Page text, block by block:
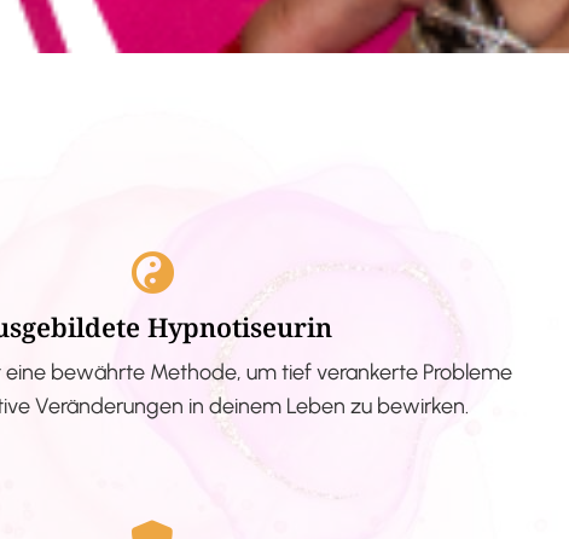
Hypnotiseurin
bewährte Methode, um tief verankerte Probleme
Veränderungen in deinem Leben zu bewirken.